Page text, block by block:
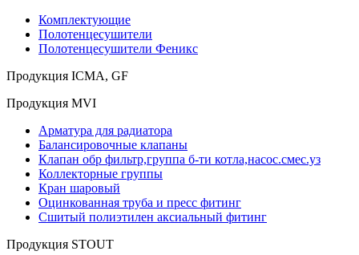
Комплектующие
Полотенцесушители
Полотенцесушители Феникс
Продукция ICMA, GF
Продукция MVI
Арматура для радиатора
Балансировочные клапаны
Клапан обр фильтр,группа б-ти котла,насос.смес.уз
Коллекторные группы
Кран шаровый
Оцинкованная труба и пресс фитинг
Сшитый полиэтилен аксиальный фитинг
Продукция STOUT